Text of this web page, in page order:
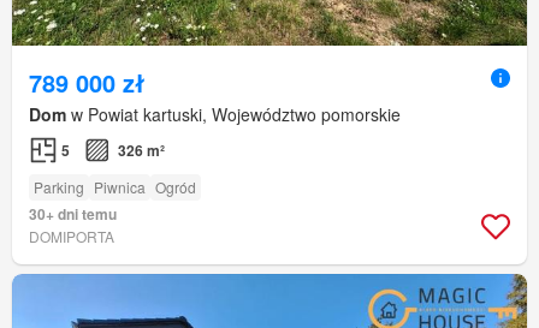
789 000 zł
Dom w Powiat kartuski, Województwo pomorskie
5 326 m²
Parking Piwnica Ogród
30+ dni temu
DOMIPORTA